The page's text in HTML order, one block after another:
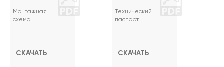
Монтажная
схема
СКАЧАТЬ
Технический
паспорт
СКАЧАТЬ